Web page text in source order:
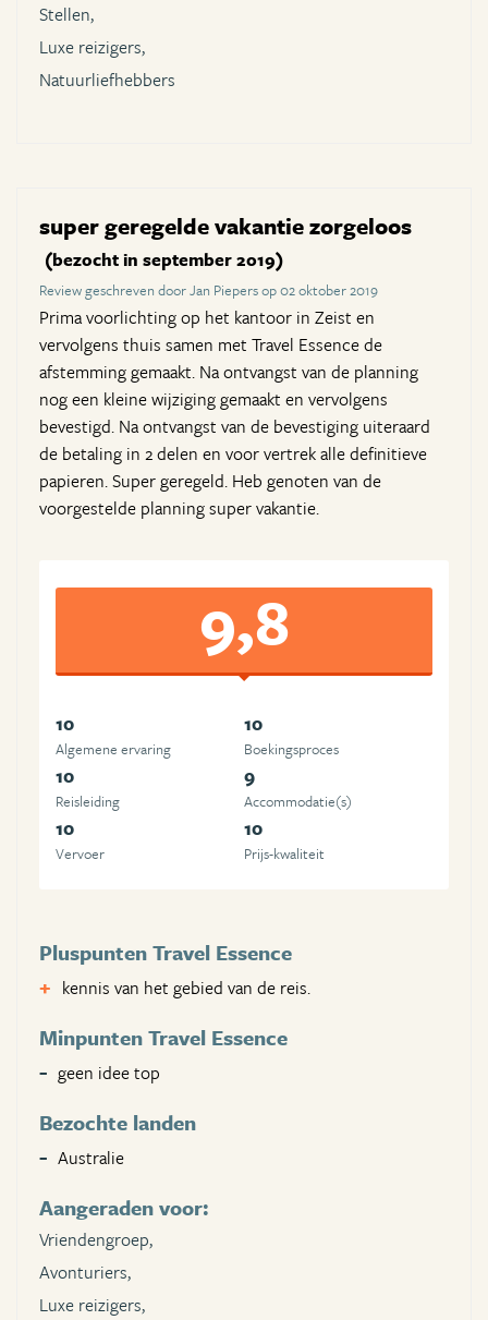
Stellen,
Luxe reizigers,
Natuurliefhebbers
super geregelde vakantie zorgeloos
(bezocht in september 2019)
Review geschreven door Jan Piepers op 02 oktober 2019
Prima voorlichting op het kantoor in Zeist en
vervolgens thuis samen met Travel Essence de
afstemming gemaakt. Na ontvangst van de planning
nog een kleine wijziging gemaakt en vervolgens
bevestigd. Na ontvangst van de bevestiging uiteraard
de betaling in 2 delen en voor vertrek alle definitieve
papieren. Super geregeld. Heb genoten van de
voorgestelde planning super vakantie.
9,8
10
Algemene ervaring
10
Boekingsproces
10
Reisleiding
9
Accommodatie(s)
10
Vervoer
10
Prijs-kwaliteit
Pluspunten Travel Essence
kennis van het gebied van de reis.
Minpunten Travel Essence
geen idee top
Bezochte landen
Australie
Aangeraden voor:
Vriendengroep,
Avonturiers,
Luxe reizigers,